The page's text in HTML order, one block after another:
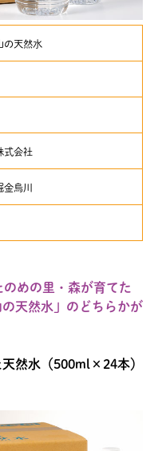
の天然水
式会社
烏川
めの里・森が育てた
天然水」のどちらかが
然水（500ml×24本）